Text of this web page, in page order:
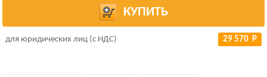
КУПИТЬ
для юридических лиц (с НДС) 29 570 Р